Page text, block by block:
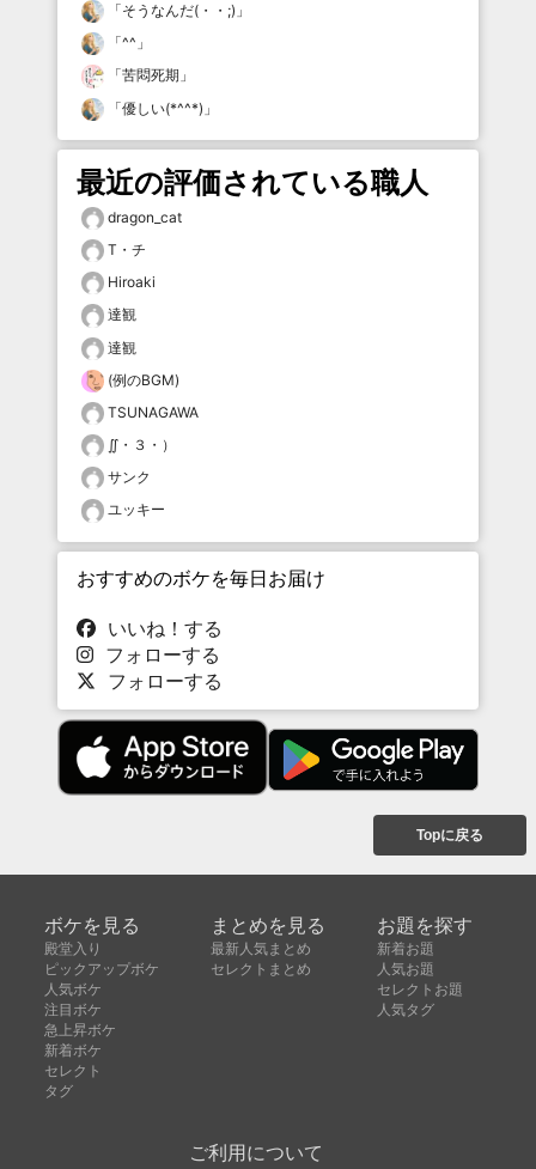
「そうなんだ(・・;) 」
「^^ 」
「苦悶死期 」
「優しい(*^^*) 」
最近の評価されている職人
dragon_cat
T・チ
Hiroaki
達観
達観
(例のBGM)
TSUNAGAWA
∬・３・）
サンク
ユッキー
おすすめのボケを毎日お届け
いいね！する
フォローする
フォローする
Topに戻る
ボケを見る
殿堂入り
ピックアップボケ
人気ボケ
注目ボケ
急上昇ボケ
新着ボケ
セレクト
タグ
まとめを見る
最新人気まとめ
セレクトまとめ
お題を探す
新着お題
人気お題
セレクトお題
人気タグ
ご利用について